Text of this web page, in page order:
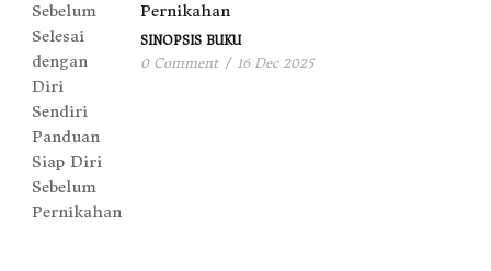
Pernikahan
SINOPSIS BUKU
0 Comment / 16 Dec 2025